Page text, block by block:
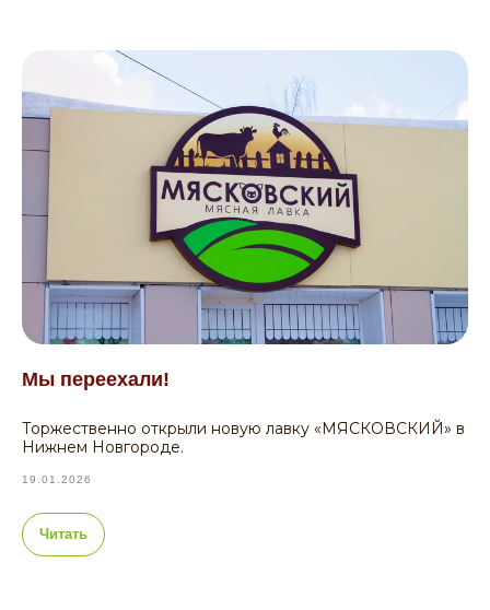
Мы переехали!
Торжественно открыли новую лавку «МЯСКОВСКИЙ» в
Нижнем Новгороде.
19.01.2026
Читать